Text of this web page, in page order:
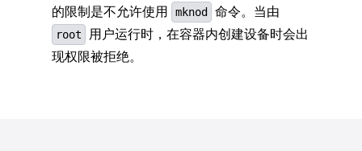
的限制是不允许使用
mknod 命令。当由
root
用户运行时，在容器内创建设备时会出
现权限被拒绝。